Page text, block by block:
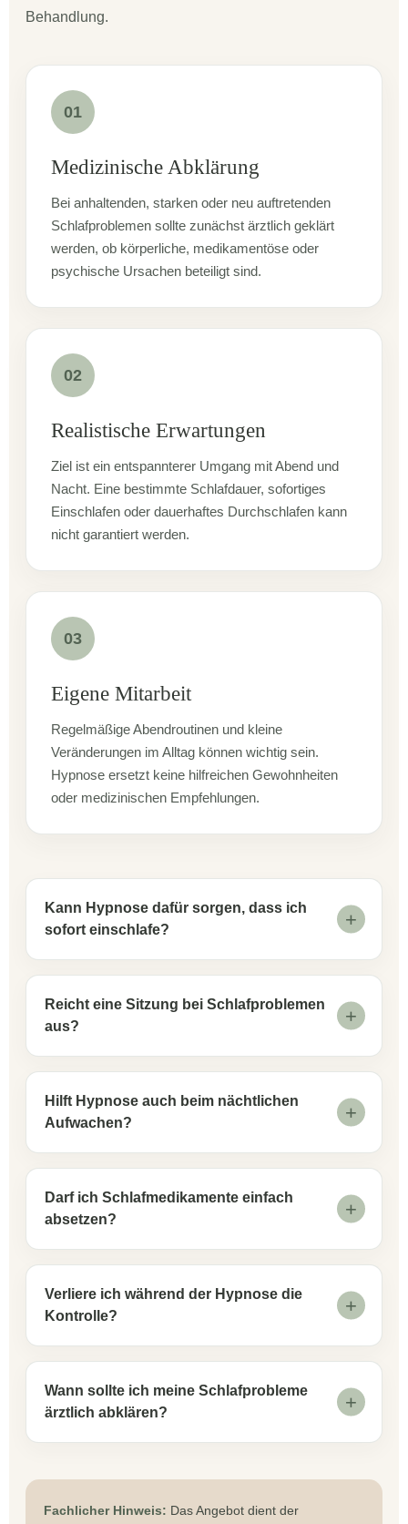
Behandlung.
01
Medizinische Abklärung
Bei anhaltenden, starken oder neu auftretenden
Schlafproblemen sollte zunächst ärztlich geklärt
werden, ob körperliche, medikamentöse oder
psychische Ursachen beteiligt sind.
02
Realistische Erwartungen
Ziel ist ein entspannterer Umgang mit Abend und
Nacht. Eine bestimmte Schlafdauer, sofortiges
Einschlafen oder dauerhaftes Durchschlafen kann
nicht garantiert werden.
03
Eigene Mitarbeit
Regelmäßige Abendroutinen und kleine
Veränderungen im Alltag können wichtig sein.
Hypnose ersetzt keine hilfreichen Gewohnheiten
oder medizinischen Empfehlungen.
Kann Hypnose dafür sorgen, dass ich
sofort einschlafe?
Reicht eine Sitzung bei Schlafproblemen
aus?
Hilft Hypnose auch beim nächtlichen
Aufwachen?
Darf ich Schlafmedikamente einfach
absetzen?
Verliere ich während der Hypnose die
Kontrolle?
Wann sollte ich meine Schlafprobleme
ärztlich abklären?
Fachlicher Hinweis: Das Angebot dient der